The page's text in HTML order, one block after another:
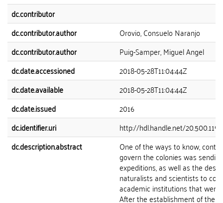
dc.contributor
dc.contributor.author
Orovio, Consuelo Naranjo
dc.contributor.author
Puig-Samper, Miguel Angel
dc.date.accessioned
2018-05-28T11:04:44Z
dc.date.available
2018-05-28T11:04:44Z
dc.date.issued
2016
dc.identifier.uri
http://hdl.handle.net/
dc.description.abstract
One of the ways to know,
govern the colonies was
expeditions, as well as the
naturalists and scientists to
academic institutions that were
After the establishment of the